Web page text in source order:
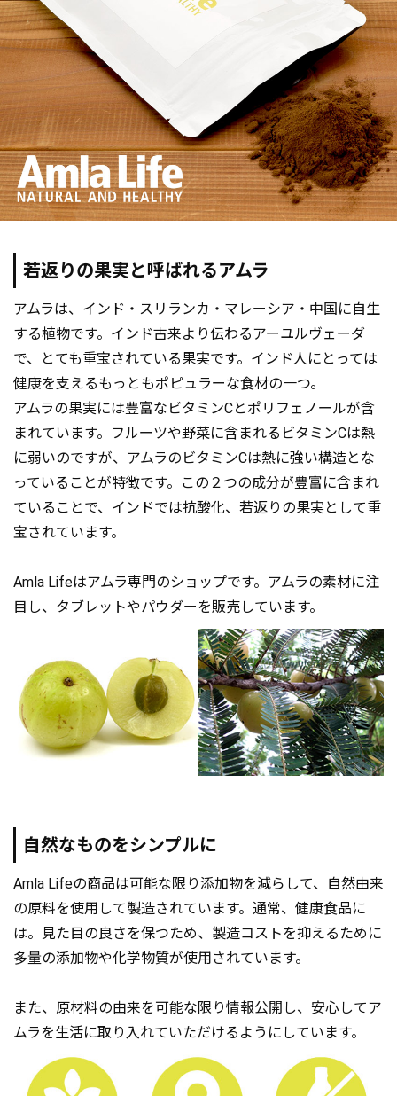
若返りの果実と呼ばれるアムラ
アムラは、インド・スリランカ・マレーシア・中国に自生
する植物です。インド古来より伝わるアーユルヴェーダ
で、とても重宝されている果実です。インド人にとっては
健康を支えるもっともポピュラーな食材の一つ。
アムラの果実には豊富なビタミンCとポリフェノールが含
まれています。フルーツや野菜に含まれるビタミンCは熱
に弱いのですが、アムラのビタミンCは熱に強い構造とな
っていることが特徴です。この２つの成分が豊富に含まれ
ていることで、インドでは抗酸化、若返りの果実として重
宝されています。
Amla Lifeはアムラ専門のショップです。アムラの素材に注
目し、タブレットやパウダーを販売しています。
自然なものをシンプルに
Amla Lifeの商品は可能な限り添加物を減らして、自然由来
の原料を使用して製造されています。通常、健康食品に
は。見た目の良さを保つため、製造コストを抑えるために
多量の添加物や化学物質が使用されています。
また、原材料の由来を可能な限り情報公開し、安心してア
ムラを生活に取り入れていただけるようにしています。